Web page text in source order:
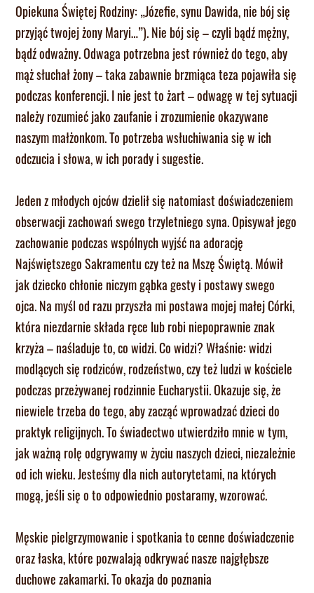
Opiekuna Świętej Rodziny: „Józefie, synu Dawida, nie bój się
przyjąć twojej żony Maryi…”). Nie bój się – czyli bądź mężny,
bądź odważny. Odwaga potrzebna jest również do tego, aby
mąż słuchał żony – taka zabawnie brzmiąca teza pojawiła się
podczas konferencji. I nie jest to żart – odwagę w tej sytuacji
należy rozumieć jako zaufanie i zrozumienie okazywane
naszym małżonkom. To potrzeba wsłuchiwania się w ich
odczucia i słowa, w ich porady i sugestie.
Jeden z młodych ojców dzielił się natomiast doświadczeniem
obserwacji zachowań swego trzyletniego syna. Opisywał jego
zachowanie podczas wspólnych wyjść na adorację
Najświętszego Sakramentu czy też na Mszę Świętą. Mówił
jak dziecko chłonie niczym gąbka gesty i postawy swego
ojca. Na myśl od razu przyszła mi postawa mojej małej Córki,
która niezdarnie składa ręce lub robi niepoprawnie znak
krzyża – naśladuje to, co widzi. Co widzi? Właśnie: widzi
modlących się rodziców, rodzeństwo, czy też ludzi w kościele
podczas przeżywanej rodzinnie Eucharystii. Okazuje się, że
niewiele trzeba do tego, aby zacząć wprowadzać dzieci do
praktyk religijnych. To świadectwo utwierdziło mnie w tym,
jak ważną rolę odgrywamy w życiu naszych dzieci, niezależnie
od ich wieku. Jesteśmy dla nich autorytetami, na których
mogą, jeśli się o to odpowiednio postaramy, wzorować.
Męskie pielgrzymowanie i spotkania to cenne doświadczenie
oraz łaska, które pozwalają odkrywać nasze najgłębsze
duchowe zakamarki. To okazja do poznania